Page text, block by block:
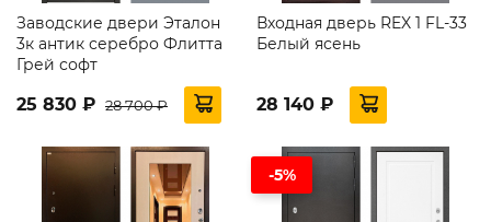
Заводские двери Эталон
3к антик серебро Флитта
Грей софт
25 830 ₽ 28 700 ₽
Входная дверь REX 1 FL-33
Белый ясень
28 140 ₽
-5%